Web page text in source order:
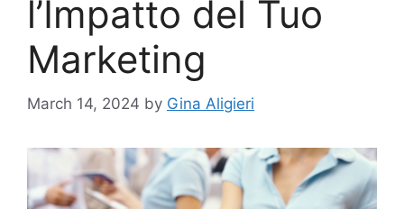
l’Impatto del Tuo
Marketing
March 14, 2024 by Gina Aligieri